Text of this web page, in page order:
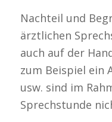
Nachteil und
ärztlichen
auch auf der
zum Beispiel ein
usw. sind im
Sprechstunde